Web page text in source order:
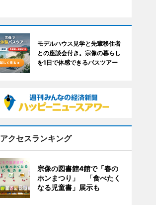
モデルハウス見学と先輩移住者
との座談会付き。宗像の暮らし
を1日で体感できるバスツアー
アクセスランキング
宗像の図書館4館で「春の
ホンまつり」 「食べたく
なる児童書」展示も